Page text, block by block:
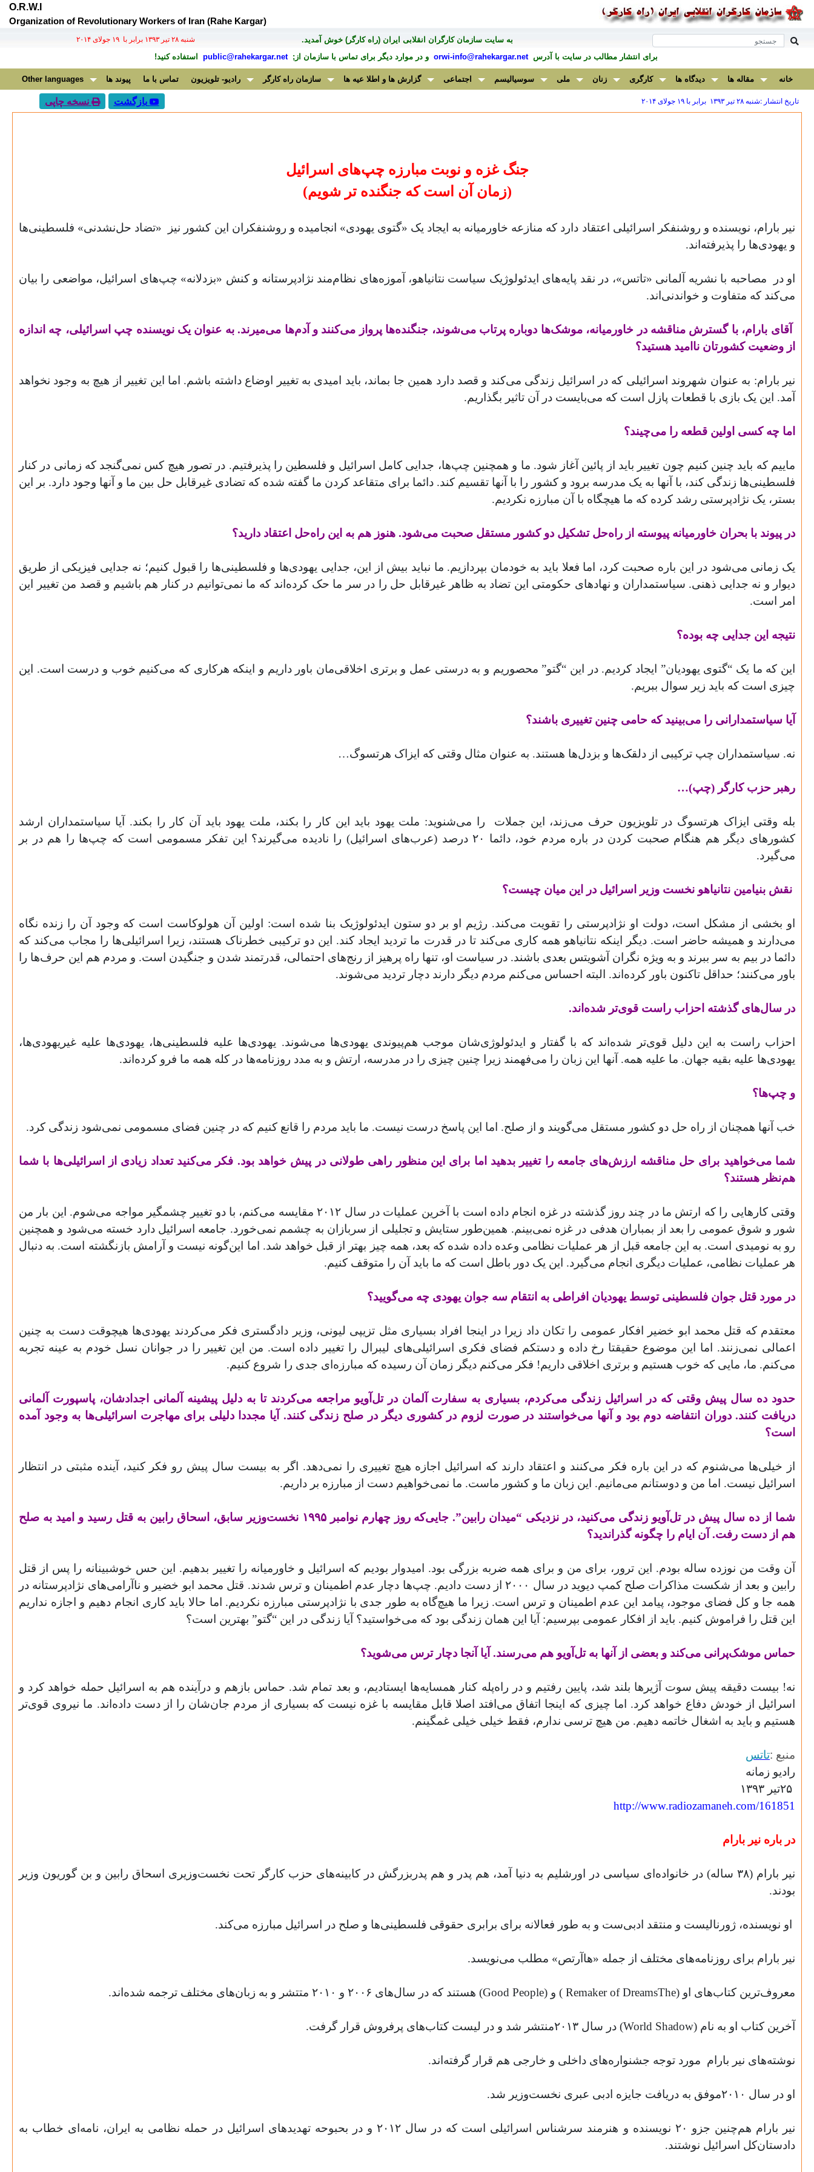
O.R.W.I
Organization of Revolutionary Workers of Iran (Rahe Kargar)
به سايت سازمان کارگران انقلابی ايران (راه کارگر) خوش آمديد. شنبه ۲۸ تير ۱۳۹۳ برابر با ۱۹ جولای ۲۰۱۴
برای انتشار مطالب در سايت با آدرسorwi-info@rahekargar.net و در موارد ديگر برای تماس با سازمان از;public@rahekargar.net استفاده کنید!
خانه مقاله ها دیدگاه ها کارگری زنان ملی سوسیالیسم اجتماعی گزارش ها و اطلا عیه ها سازمان راه کارگر رادیو- تلویزیون تماس با ما پیوند ها Other languages
تاریخ انتشار :شنبه ۲۸ تير ۱۳۹۳ برابر با ۱۹ جولای ۲۰۱۴ بازگشت نسخه چاپی
جنگ غزه و نوبت مبارزه چپ‌های اسرائیل
(زمان آن است که جنگنده تر شویم)
نیر بارام، نویسنده و روشنفکر اسرائیلی اعتقاد دارد که منازعه خاورمیانه به ایجاد یک «گتوی یهودی» انجامیده و روشنفکران این کشور نیز
«تضاد حل‌نشدنی» فلسطینی‌ها
و یهودی‌ها را پذیرفته‌اند.
او در
مصاحبه با نشریه آلمانی «تاتس»، در نقد پایه‌های ایدئولوژیک سیاست نتانیاهو، آموزه‌های نظام‌مند نژادپرستانه و کنش‌ «بزدلانه» چپ‌های اسرائیل، مواضعی را بیان
می‌کند که متفاوت و خواندنی‌‌‌اند.
آقای بارام، با گسترش مناقشه در خاورمیانه، موشک‌ها دوباره پرتاب می‌شوند، جنگنده‌ها پرواز می‌کنند و آدم‌ها می‌میرند. به عنوان یک نویسنده چپ اسرائیلی، چه اندازه
از وضعیت کشورتان ناامید هستید؟
نیر بارام: به عنوان شهروند اسرائیلی که در اسرائیل زندگی می‌کند و قصد دارد همین جا بماند، باید امیدی به تغییر اوضاع داشته باشم. اما این تغییر از هیچ به وجود نخواهد
آمد. این یک بازی با قطعات پازل است که می‌بایست در آن تاثیر بگذاریم.
اما چه کسی اولین قطعه را می‌چیند؟
ماییم که باید چنین کنیم چون تغییر باید از پائین آغاز شود. ما و همچنین چپ‌ها، جدایی کامل اسرائیل و فلسطین را پذیرفتیم. در تصور هیچ کس نمی‌گنجد که زمانی در کنار
فلسطینی‌ها زندگی کند، با آنها به یک مدرسه برود و کشور را با آنها تقسیم کند. دائما برای متقاعد کردن ما گفته شده که تضادی غیرقابل حل بین ما و آنها وجود دارد. بر این
بستر، یک نژادپرستی رشد کرده که ما هیچگاه با آن مبارزه نکردیم.
در پیوند با بحران خاورمیانه پیوسته از راه‌حل تشکیل دو کشور مستقل صحبت می‌شود. هنوز هم به این راه‌حل اعتقاد دارید؟
یک زمانی می‌شود در این باره صحبت کرد، اما فعلا باید به خودمان بپردازیم. ما نباید بیش از این، جدایی یهودی‌ها و فلسطینی‌ها را قبول کنیم؛ نه جدایی فیزیکی از طریق
دیوار و نه جدایی ذهنی. سیاستمداران و نهادهای حکومتی این تضاد به ظاهر غیرقابل حل را در سر ما حک کرده‌اند که ما نمی‌توانیم در کنار هم باشیم و قصد من تغییر این
امر است.
نتیجه این جدایی چه بوده؟
این که ما یک “گتوی یهودیان” ایجاد کردیم. در این “گتو” محصوریم و به درستی عمل‌ و برتری اخلاقی‌مان باور داریم و اینکه هرکاری که می‌کنیم خوب و درست است. این
چیزی است که باید زیر سوال ببریم.
آیا سیاستمدارانی را می‌بینید که حامی چنین تغییری باشند؟
نه. سیاستمداران چپ ترکیبی از دلقک‌ها و بزدل‌ها هستند. به عنوان مثال وقتی که ایزاک هرتسوگ…
رهبر حزب کارگر (چپ)
…
بله وقتی ایزاک هرتسوگ در تلویزیون حرف می‌زند، این‌‌ جملات
را می‌شنوید: ملت یهود باید این کار را بکند، ملت یهود باید آن کار را بکند. آیا سیاستمداران ارشد
کشورهای دیگر هم هنگام صحبت کردن در باره مردم خود، دائما ۲۰ درصد (عرب‌های اسرائیل) را نادیده می‌گیرند؟ این تفکر مسمومی است که چپ‌ها را هم در بر
می‌گیرد.
نقش بنیامین نتانیاهو نخست وزیر اسرائیل در این میان چیست؟
او بخشی از مشکل است، دولت او نژادپرستی را تقویت می‌کند. رژیم او بر دو ستون ایدئولوژیک بنا شده است: اولین آن هولوکاست است که وجود آن را زنده نگاه
می‌دارند و همیشه حاضر است. دیگر اینکه نتانیاهو همه کاری می‌کند تا در قدرت ما تردید ایجاد کند. این دو ترکیبی خطرناک هستند، زیرا اسرائیلی‌ها را مجاب می‌کند که
دائما در بیم به سر ببرند و به ویژه نگران آشویتس بعدی باشند. در سیاست او، تنها راه پرهیز از رنج‌های احتمالی، قدرتمند شدن و جنگیدن است. و مردم هم این حرف‌ها را
باور می‌کنند؛ حداقل تاکنون باور کرده‌اند. البته احساس می‌کنم مردم دیگر دارند دچار تردید می‌شوند.
در سال‌های گذشته احزاب راست قوی‌تر شده‌اند.
احزاب راست به این دلیل قوی‌تر شده‌اند که با گفتار و ایدئولوژی‌شان موجب هم‌پیوندی یهودی‌ها می‌شوند. یهودی‌ها علیه فلسطینی‌ها، یهودی‌ها علیه غیریهودی‌ها،
یهودی‌ها علیه بقیه جهان. ما علیه همه. آنها این زبان را می‌فهمند زیرا چنین چیزی را در مدرسه، ارتش و به مدد روزنامه‌ها در کله همه ما فرو کرده‌اند.
و چپ‌ها؟
خب آنها همچنان از راه حل دو کشور مستقل می‌گویند و از صلح. اما این پاسخ درست نیست. ما باید مردم را قانع کنیم که در چنین فضای مسمومی نمی‌شود زندگی کرد.
شما می‌خواهید برای حل مناقشه ارزش‌های جامعه را تغییر بدهید اما برای این منظور راهی طولانی در پیش خواهد بود. فکر می‌کنید تعداد زیادی از اسرائیلی‌ها با شما
هم‌نظر هستند؟
وقتی کارهایی را که ارتش ما در چند روز گذشته در غزه انجام داده است با آخرین عملیات در سال ۲۰۱۲ مقایسه می‌کنم، با دو تغییر چشمگیر مواجه می‌شوم. این بار من
شور و شوق عمومی را بعد از بمباران هدفی در غزه نمی‌بینم. همین‌طور ستایش و تجلیلی از سربازان به چشمم نمی‌خورد. جامعه اسرائیل دارد خسته می‌شود و همچنین
رو به نومیدی است. به این جامعه قبل از هر عملیات نظامی وعده داده شده که بعد، همه چیز بهتر از قبل خواهد شد. اما این‌گونه نیست و آرامش بازنگشته است. به دنبال
هر عملیات نظامی، عملیات دیگری انجام می‌گیرد. این یک دور باطل است که ما باید آن را متوقف کنیم.
در مورد قتل جوان فلسطینی توسط یهودیان افراطی به انتقام سه جوان یهودی چه می‌گویید؟
معتقدم که قتل محمد ابو خضیر افکار عمومی را تکان داد زیرا در اینجا افراد بسیاری مثل تزیپی لیونی، وزیر دادگستری فکر می‌کردند یهودی‌ها هیچوقت دست به چنین
اعمالی نمی‌زنند. اما این موضوع حقیقتا رخ داده و دستکم فضای فکری اسرائیلی‌های لیبرال را تغییر داده است. من این تغییر را در جوانان نسل خودم به عینه تجربه
می‌کنم. ما، مایی که خوب هستیم و برتری اخلاقی داریم! فکر می‌کنم دیگر زمان آن رسیده که مبارزه‌ای جدی را شروع کنیم.
حدود ده سال پیش وقتی که در اسرائیل زندگی می‌کردم، بسیاری به سفارت آلمان در تل‌آویو مراجعه می‌کردند تا به دلیل پیشینه آلمانی اجدادشان، پاسپورت آلمانی
دریافت کنند. دوران انتفاضه دوم بود و آنها می‌خواستند در صورت لزوم در کشوری دیگر در صلح زندگی کنند. آیا مجددا دلیلی برای مهاجرت اسرائیلی‌ها به وجود آمده
است؟
از خیلی‌ها می‌شنوم که در این باره فکر می‌کنند و اعتقاد دارند که اسرائیل اجازه هیچ تغییری را نمی‌دهد. اگر به بیست سال پیش رو فکر کنید، آینده مثبتی در انتظار
اسرائیل نیست. اما من و دوستانم می‌مانیم. این زبان ما و کشور ماست. ما نمی‌خواهیم دست از مبارزه بر داریم.
شما از ده سال پیش در تل‌آویو زندگی می‌کنید، در نزدیکی “میدان رابین”. جایی‌که روز چهارم نوامبر ۱۹۹۵ نخست‌وزیر سابق، اسحاق رابین به قتل رسید و امید به صلح
هم از دست رفت. آن ایام را چگونه گذراندید؟
آن وقت من نوزده ساله بودم. این ترور، برای من و برای همه ضربه بزرگی بود. امیدوار بودیم که اسرائیل و خاورمیانه را تغییر بدهیم. این حس خوشبینانه را پس از قتل
رابین و بعد از شکست مذاکرات صلح کمپ دیوید در سال ۲۰۰۰ از دست دادیم. چپ‌ها دچار عدم اطمینان و ترس شدند. قتل محمد ابو خضیر و ناآرامی‌های نژادپرستانه در
همه جا و کل فضای موجود، پیامد این عدم اطمینان و ترس است. زیرا ما هیچ‌گاه به طور جدی با نژادپرستی مبارزه نکردیم. اما حالا باید کاری انجام دهیم و اجازه نداریم
این قتل را فراموش کنیم. باید از افکار عمومی بپرسیم: آیا این همان زندگی بود که می‌خواستید؟ آیا زندگی در این “گتو” بهترین است؟
حماس موشک‌پرانی می‌کند و بعضی از آنها به تل‌آویو هم می‌رسند. آیا آنجا دچار ترس می‌شوید؟
نه! بیست دقیقه پیش سوت آژیرها بلند شد، پایین رفتیم و در راه‌پله کنار همسایه‌ها ایستادیم، و بعد تمام شد. حماس بازهم و درآینده هم به اسرائیل حمله خواهد کرد و
اسرائیل از خودش دفاع خواهد کرد. اما چیزی که اینجا اتفاق می‌افتد اصلا قابل مقایسه با غزه نیست که بسیاری از مردم جان‌شان را از دست داده‌اند. ما نیروی قوی‌تر
هستیم و باید به اشغال خاتمه دهیم. من هیچ ترسی ندارم، فقط خیلی خیلی غمگینم.
منبع :تاتس
رادیو زمانه
۲۵تیر ۱۳۹۳
http://www.radiozamaneh.com/161851
در باره نیر بارام
نیر بارام (۳۸ ساله) در خانواده‌ای سیاسی در اورشلیم به دنیا آمد، هم پدر و هم پدربزرگش در کابینه‌های حزب کارگر تحت نخست‌وزیری اسحاق رابین و بن گوریون وزیر
بودند.
او نویسنده، ژورنالیست و منتقد ادبی‌ست و به طور فعالانه برای برابری حقوقی فلسطینی‌ها و صلح در اسرائیل مبارزه می‌کند.
نیر بارام برای روزنامه‌های مختلف از جمله «هاآرتص» مطلب می‌نویسد.
معروف‌ترین کتاب‌های او (The
RemakerofDreams ) و (Good People) هستند که در سال‌های ۲۰۰۶ و ۲۰۱۰ متتشر و به زبان‌های مختلف ترجمه شده‌اند.
آخرین کتاب او به نام ( World Shadow ) در سال ۲۰۱۳منتشر شد و در لیست کتاب‌های پرفروش قرار گرفت.
نوشته‌های نیر بارام مورد توجه جشنواره‌های داخلی و خارجی هم قرار گرفته‌اند.
او در سال ۲۰۱۰موفق به دریافت جایزه ادبی عبری نخست‌وزیر شد.
نیر بارام هم‌چنین جزو ۲۰ نویسنده و هنرمند سرشناس اسرائيلی است که در سال ۲۰۱۲ و در بحبوحه تهدیدهای اسرائیل در حمله نظامی به ایران، نامه‌ای خطاب به
دادستان‌کل اسرائيل نوشتند.